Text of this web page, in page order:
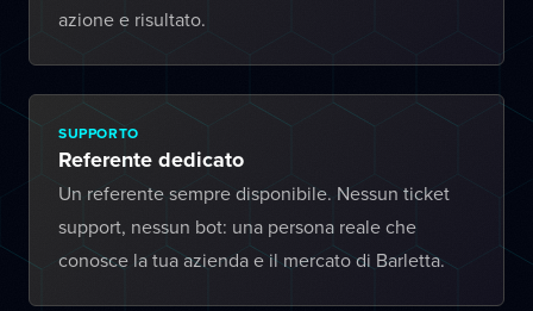
azione e risultato.
SUPPORTO
Referente dedicato
Un referente sempre disponibile. Nessun ticket
support, nessun bot: una persona reale che
conosce la tua azienda e il mercato di Barletta.